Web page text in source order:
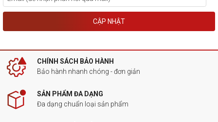
CẬP NHẬT
CHÍNH SÁCH BẢO HÀNH
Bảo hành nhanh chóng - đơn giản
SẢN PHẨM ĐA DẠNG
Đa dạng chuẩn loại sản phẩm